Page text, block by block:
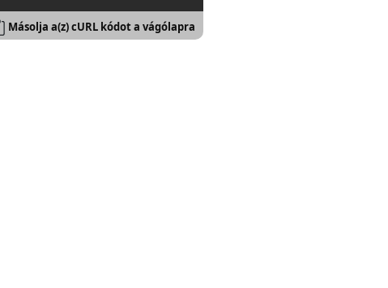
Másolja a(z) cURL kódot a vágólapra